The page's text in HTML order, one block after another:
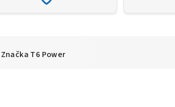
Značka T6 Power